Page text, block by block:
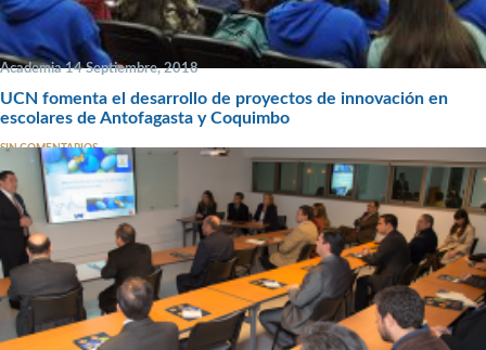
Academia 14 Septiembre, 2018
UCN fomenta el desarrollo de proyectos de innovación en
escolares de Antofagasta y Coquimbo
SIN COMENTARIOS